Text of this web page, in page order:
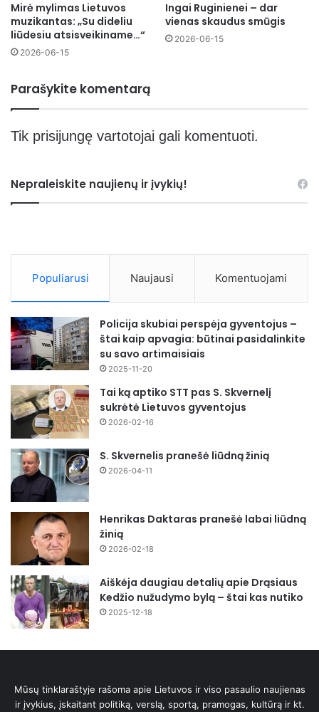
Mirė mylimas Lietuvos
muzikantas: „Su dideliu
liūdesiu atsisveikiname…“
2026-06-15
Ingai Ruginienei – dar
vienas skaudus smūgis
2026-06-15
Parašykite komentarą
Tik prisijungę vartotojai gali komentuoti.
Nepraleiskite naujienų ir įvykių!
Populiarusi Naujausi Komentuojami
Policija skubiai perspėja gyventojus –
štai kaip apvagia: būtinai pasidalinkite
su savo artimaisiais
2025-11-20
Tai ką aptiko STT pas S. Skvernelį
sukrėtė Lietuvos gyventojus
2026-02-16
S. Skvernelis pranešė liūdną žinią
2026-04-11
Henrikas Daktaras pranešė labai liūdną
žinią
2026-02-18
Aiškėja daugiau detalių apie Drąsiaus
Kedžio nužudymo bylą – štai kas nutiko
2025-12-18
Mūsų tinklaraštyje rašoma apie Lietuvos ir viso pasaulio naujienas
ir įvykius, įskaitant politiką, verslą, sportą, pramogas, kultūrą ir kt.